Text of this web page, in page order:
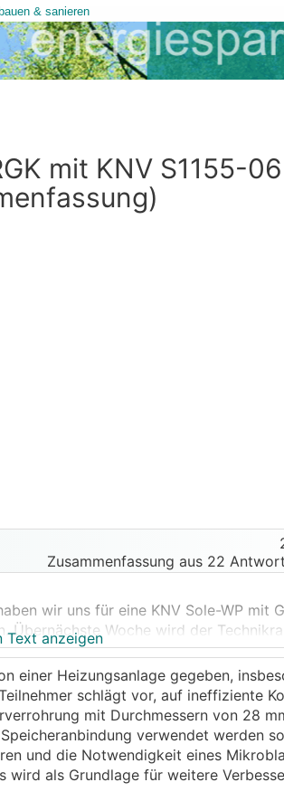
mit KNV S1155-
Zusammenfassung aus 22
wir uns für eine KNV Sole-WP mit
Übernächste Woche wird der
mittelsFBHbeheizt (3
angeschlossen werden.
Text anzeigen
einer Heizungsanlage gegeben,
schlägt vor, auf ineffiziente
mit Durchmessern von 28
verwendet werden
und die Notwendigkeit eines
als Grundlage für weitere